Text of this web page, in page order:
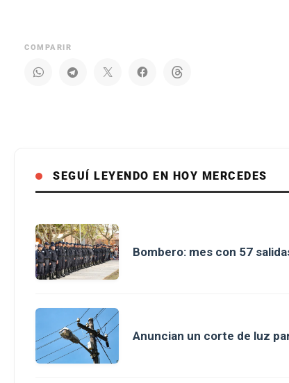
COMPARIR
SEGUÍ LEYENDO EN HOY MERCEDES
Bombero: mes con 57
Anuncian un corte de luz